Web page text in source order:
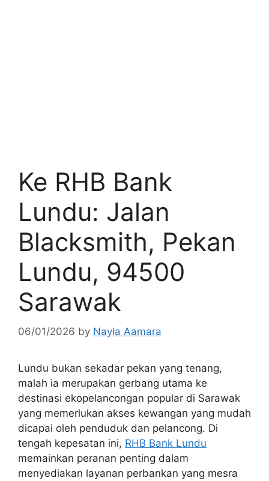
Ke RHB Bank
Lundu: Jalan
Blacksmith, Pekan
Lundu, 94500
Sarawak
06/01/2026 by Nayla Aamara
Lundu bukan sekadar pekan yang tenang,
malah ia merupakan gerbang utama ke
destinasi ekopelancongan popular di Sarawak
yang memerlukan akses kewangan yang mudah
dicapai oleh penduduk dan pelancong. Di
tengah kepesatan ini, RHB Bank Lundu
memainkan peranan penting dalam
menyediakan layanan perbankan yang mesra